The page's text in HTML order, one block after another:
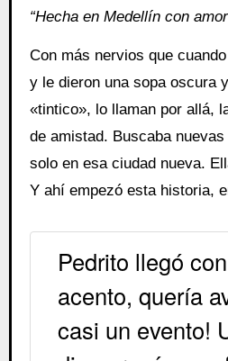
“Hecha en Medellín con
Con más nervios que
y le dieron una sopa oscura
«tintico», lo llaman por allá,
de amistad. Buscaba
solo en esa ciudad nueva.
Y ahí empezó esta historia,
Pedrito llegó
acento, quería
casi un evento!